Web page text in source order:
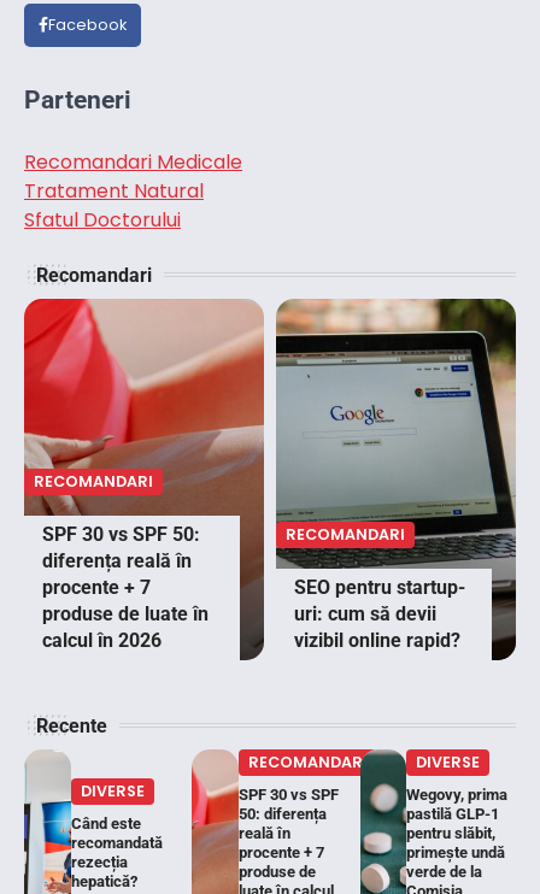
Facebook
Parteneri
Recomandari Medicale
Tratament Natural
Sfatul Doctorului
Recomandari
RECOMANDARI
SPF 30 vs SPF 50:
diferența reală în
procente + 7
produse de luate în
calcul în 2026
RECOMANDARI
SEO pentru startup-
uri: cum să devii
vizibil online rapid?
Recente
DIVERSE
Când este
recomandată
rezecția
hepatică?
RECOMANDARI
SPF 30 vs SPF
50: diferența
reală în
procente + 7
produse de
DIVERSE
Wegovy, prima
pastilă GLP-1
pentru slăbit,
primește undă
verde de la